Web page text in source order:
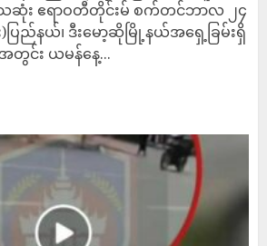
ဆုံး ဧရာဝတီတိုင်းမ် စက်တင်ဘာလ ၂၄
ြည်နယ်၊ ဒီးမော့ဆိုမြို့နယ်အရှေ့ခြမ်းရှိ
တွင်း ယမန်​နေ့...